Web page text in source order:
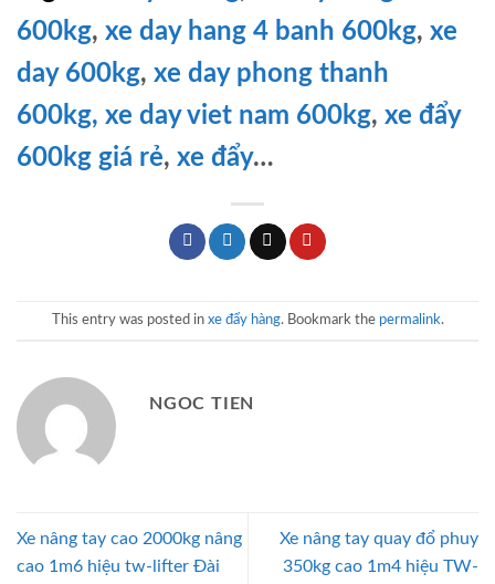
600kg, xe day hang 4 banh 600kg, xe
day 600kg, xe day phong thanh
600kg, xe day viet nam 600kg, xe đẩy
600kg giá rẻ, xe đẩy…
This entry was posted in xe đẩy hàng. Bookmark the permalink.
NGOC TIEN
Xe nâng tay cao 2000kg nâng
cao 1m6 hiệu tw-lifter Đài
Xe nâng tay quay đổ phuy
350kg cao 1m4 hiệu TW-